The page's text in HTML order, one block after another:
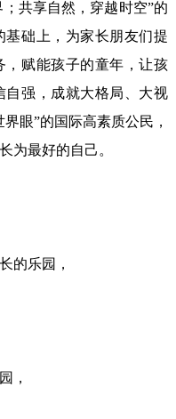
础上，为家长朋友们提
，赋能孩子的童年，让孩
自强，成就大格局、大视
眼”的国际高素质公民，
为最好的自己。
的乐园，
，